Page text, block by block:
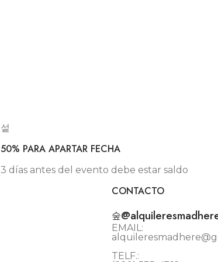
50% PARA APARTAR FECHA
3 días antes del evento debe estar saldo
CONTACTO
EMAIL:
TELF.: